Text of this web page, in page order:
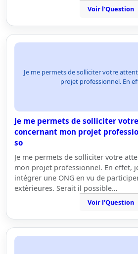
Voir l'Question
Je me permets de solliciter votre
projet professionnel. En
Je me permets de solliciter
concernant mon projet
so
Je me permets de solliciter votre
mon projet professionnel. En effet,
intégrer une ONG en vu de
extèrieures. Serait il possible…
Voir l'Question